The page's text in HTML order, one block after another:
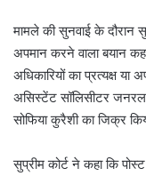
मामले की सुनवाई के दौरान
अपमान करने वाला बयान
अधिकारियों का प्रत्यक्ष
असिस्टेंट सॉलिसीटर
सोफिया कुरैशी का जिक्र
सुप्रीम कोर्ट ने कहा कि